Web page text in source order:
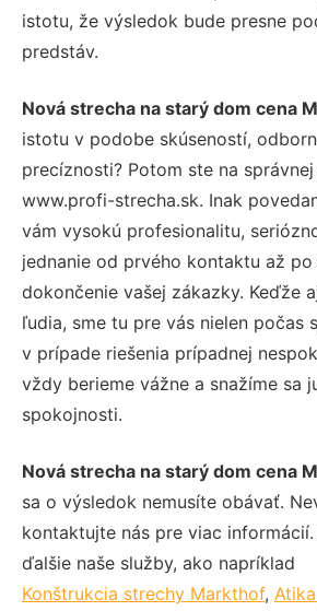
istotu, že výsledok bude presne
predstáv.
Nová strecha na starý dom cena
istotu v podobe skúseností,
precíznosti? Potom ste na správnej
www.profi-strecha.sk. Inak
vám vysokú profesionalitu,
jednanie od prvého kontaktu až po
dokončenie vašej zákazky. Keďže
ľudia, sme tu pre vás nielen počas
v prípade riešenia prípadnej
vždy berieme vážne a snažíme sa
spokojnosti.
Nová strecha na starý dom cena
sa o výsledok nemusíte obávať.
kontaktujte nás pre viac
ďalšie naše služby, ako napríklad
Konštrukcia strechy Markthof,